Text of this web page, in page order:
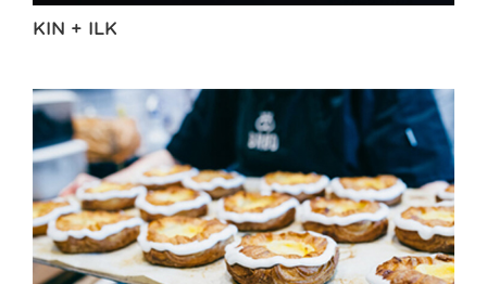
KIN + ILK